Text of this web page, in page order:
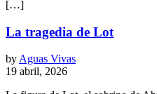
[…]
La tragedia de Lot
by Aguas Vivas
19 abril, 2026